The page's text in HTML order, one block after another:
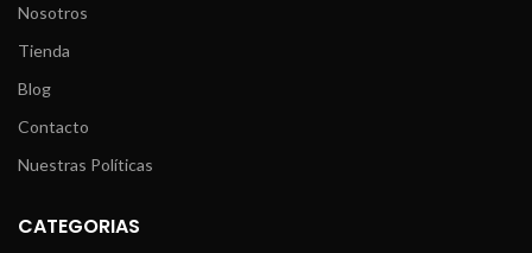
Nosotros
Tienda
Blog
Contacto
Nuestras Políticas
CATEGORIAS